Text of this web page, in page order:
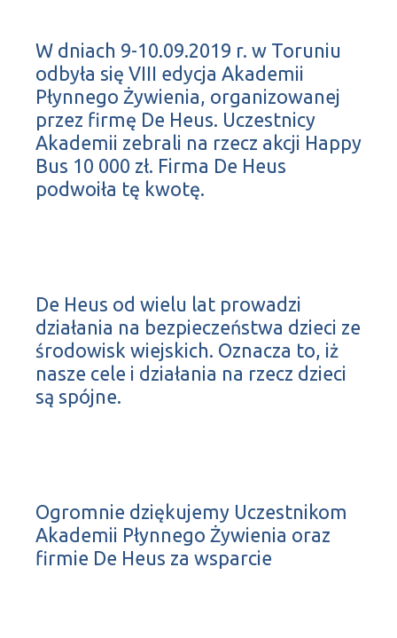
W dniach 9-10.09.2019 r. w Toruniu
odbyła się VIII edycja Akademii
Płynnego Żywienia, organizowanej
przez firmę De Heus. Uczestnicy
Akademii zebrali na rzecz akcji Happy
Bus 10 000 zł. Firma De Heus
podwoiła tę kwotę.
De Heus od wielu lat prowadzi
działania na bezpieczeństwa dzieci ze
środowisk wiejskich. Oznacza to, iż
nasze cele i działania na rzecz dzieci
są spójne.
Ogromnie dziękujemy Uczestnikom
Akademii Płynnego Żywienia oraz
firmie De Heus za wsparcie